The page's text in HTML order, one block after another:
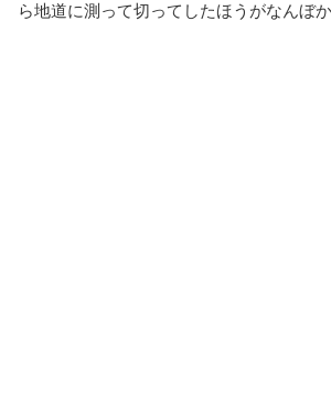
ら地道に測って切ってしたほうがなんぼか